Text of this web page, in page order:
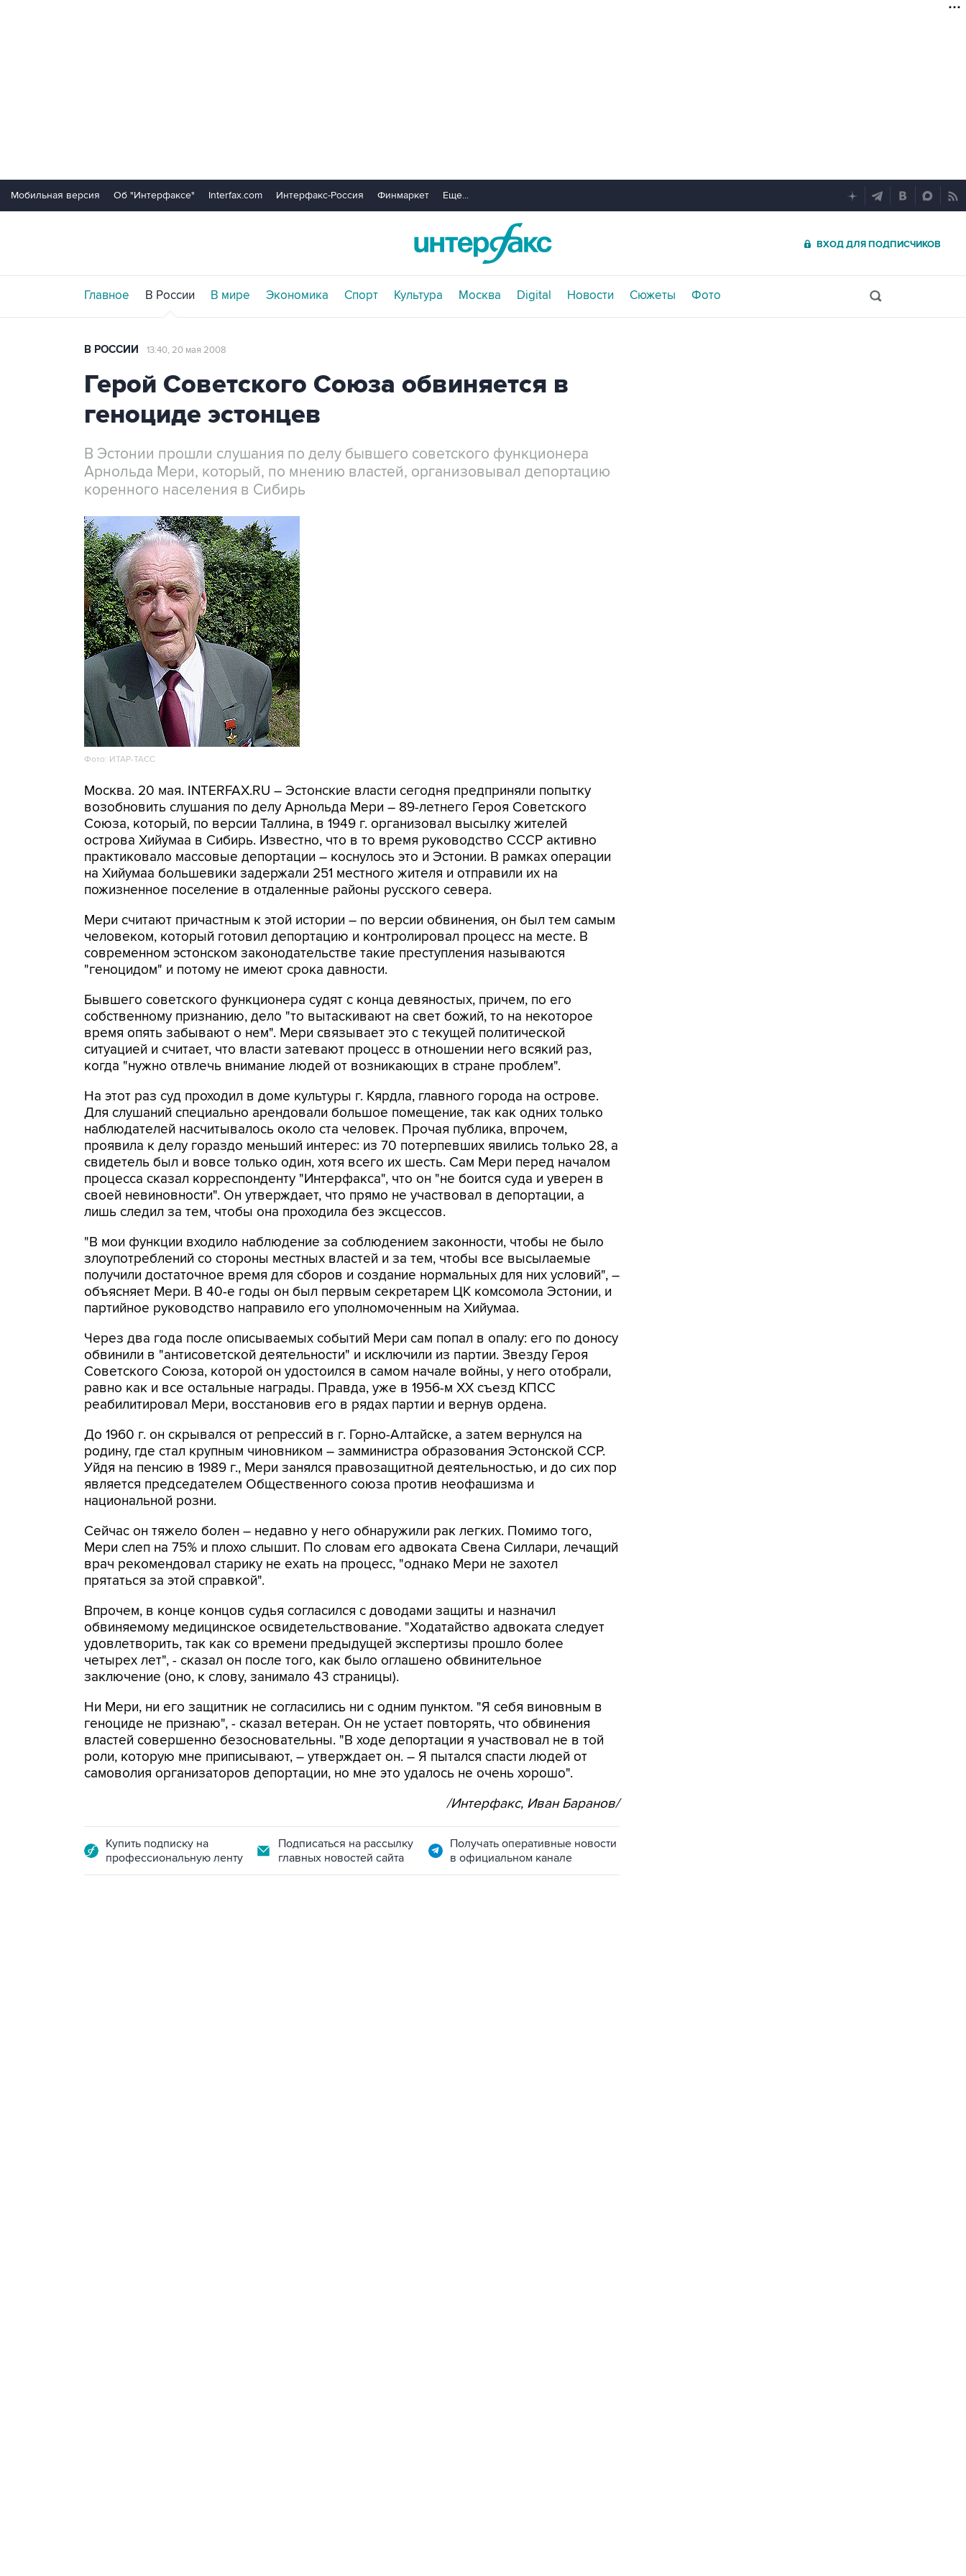
Мобильная версия Об "Интерфаксе" Interfax.com Интерфакс-Россия Финмаркет Еще...
ВХОД ДЛЯ ПОДПИСЧИКОВ
Главное В России В мире Экономика Спорт Культура Москва Digital Новости Сюжеты Фото
В РОССИИ 13:40, 20 мая 2008
Герой Советского Союза обвиняется в
геноциде эстонцев
В Эстонии прошли слушания по делу бывшего советского функционера
Арнольда Мери, который, по мнению властей, организовывал депортацию
коренного населения в Сибирь
Фото: ИТАР-ТАСС
Москва. 20 мая. INTERFAX.RU – Эстонские власти сегодня предприняли попытку
возобновить слушания по делу Арнольда Мери – 89-летнего Героя Советского
Союза, который, по версии Таллина, в 1949 г. организовал высылку жителей
острова Хийумаа в Сибирь. Известно, что в то время руководство СССР активно
практиковало массовые депортации – коснулось это и Эстонии. В рамках операции
на Хийумаа большевики задержали 251 местного жителя и отправили их на
пожизненное поселение в отдаленные районы русского севера.
Мери считают причастным к этой истории – по версии обвинения, он был тем самым
человеком, который готовил депортацию и контролировал процесс на месте. В
современном эстонском законодательстве такие преступления называются
"геноцидом" и потому не имеют срока давности.
Бывшего советского функционера судят с конца девяностых, причем, по его
собственному признанию, дело "то вытаскивают на свет божий, то на некоторое
время опять забывают о нем". Мери связывает это с текущей политической
ситуацией и считает, что власти затевают процесс в отношении него всякий раз,
когда "нужно отвлечь внимание людей от возникающих в стране проблем".
На этот раз суд проходил в доме культуры г. Кярдла, главного города на острове.
Для слушаний специально арендовали большое помещение, так как одних только
наблюдателей насчитывалось около ста человек. Прочая публика, впрочем,
проявила к делу гораздо меньший интерес: из 70 потерпевших явились только 28, а
свидетель был и вовсе только один, хотя всего их шесть. Сам Мери перед началом
процесса сказал корреспонденту "Интерфакса", что он "не боится суда и уверен в
своей невиновности". Он утверждает, что прямо не участвовал в депортации, а
лишь следил за тем, чтобы она проходила без эксцессов.
"В мои функции входило наблюдение за соблюдением законности, чтобы не было
злоупотреблений со стороны местных властей и за тем, чтобы все высылаемые
получили достаточное время для сборов и создание нормальных для них условий", –
объясняет Мери. В 40-е годы он был первым секретарем ЦК комсомола Эстонии, и
партийное руководство направило его уполномоченным на Хийумаа.
Через два года после описываемых событий Мери сам попал в опалу: его по доносу
обвинили в "антисоветской деятельности" и исключили из партии. Звезду Героя
Советского Союза, которой он удостоился в самом начале войны, у него отобрали,
равно как и все остальные награды. Правда, уже в 1956-м XX съезд КПСС
реабилитировал Мери, восстановив его в рядах партии и вернув ордена.
До 1960 г. он скрывался от репрессий в г. Горно-Алтайске, а затем вернулся на
родину, где стал крупным чиновником – замминистра образования Эстонской ССР.
Уйдя на пенсию в 1989 г., Мери занялся правозащитной деятельностью, и до сих пор
является председателем Общественного союза против неофашизма и
национальной розни.
Сейчас он тяжело болен – недавно у него обнаружили рак легких. Помимо того,
Мери слеп на 75% и плохо слышит. По словам его адвоката Свена Силлари, лечащий
врач рекомендовал старику не ехать на процесс, "однако Мери не захотел
прятаться за этой справкой".
Впрочем, в конце концов судья согласился с доводами защиты и назначил
обвиняемому медицинское освидетельствование. "Ходатайство адвоката следует
удовлетворить, так как со времени предыдущей экспертизы прошло более
четырех лет", - сказал он после того, как было оглашено обвинительное
заключение (оно, к слову, занимало 43 страницы).
Ни Мери, ни его защитник не согласились ни с одним пунктом. "Я себя виновным в
геноциде не признаю", - сказал ветеран. Он не устает повторять, что обвинения
властей совершенно безосновательны. "В ходе депортации я участвовал не в той
роли, которую мне приписывают, – утверждает он. – Я пытался спасти людей от
самоволия организаторов депортации, но мне это удалось не очень хорошо".
/Интерфакс, Иван Баранов/
Купить подписку на
профессиональную ленту
Подписаться на рассылку
главных новостей сайта
Получать оперативные новости
в официальном канале